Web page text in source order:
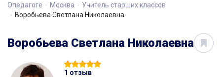
Опедагоге Москва
Учитель старших классов
Воробьева Светлана Николаевна
Воробьева Светлана Николаевна
1 отзыв